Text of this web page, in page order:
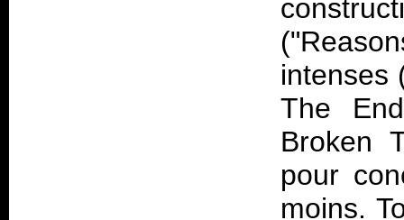
intenses
The
Broken
pour
moins.